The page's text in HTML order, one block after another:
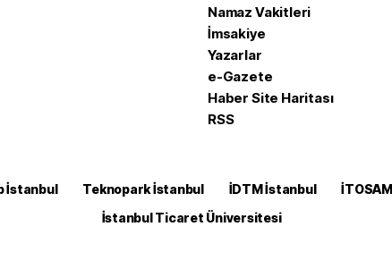
Namaz Vakitleri
İmsakiye
Yazarlar
e-Gazete
Haber Site Haritası
RSS
İstanbul Teknopark İstanbul İDTM İstanbul İTOSAM
İstanbul Ticaret Üniversitesi